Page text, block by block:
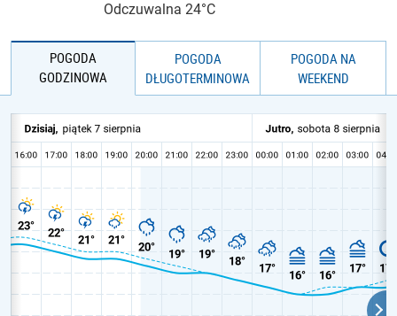
Odczuwalna 24°C
POGODA
GODZINOWA
POGODA
DŁUGOTERMINOWA
POGODA NA
WEEKEND